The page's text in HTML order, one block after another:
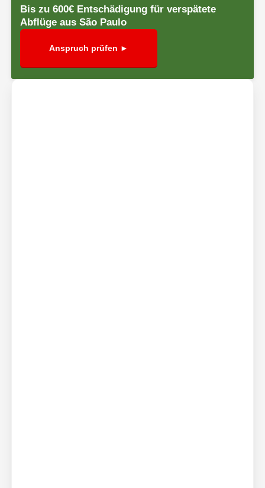
Bis zu 600€ Entschädigung für verspätete
Abflüge aus São Paulo
Anspruch prüfen ►